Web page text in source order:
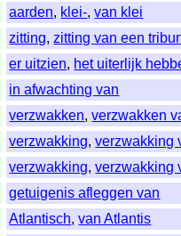
aarden, klei-,van klei
zitting,zitting van een
er uitzien, het uiterlijk
in afwachting van
verzwakken,verzwakken
verzwakking,verzwakking
verzwakking,verzwakking
getuigenis afleggen van
Atlantisch,van Atlantis